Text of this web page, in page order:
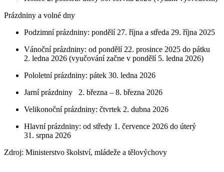
Prázdniny a volné dny
Podzimní prázdniny: pondělí 27. října a středa 29. října 2025
Vánoční prázdniny: od pondělí 22. prosince 2025 do pátku
2. ledna 2026 (vyučování začne v pondělí 5. ledna 2026)
Pololetní prázdniny: pátek 30. ledna 2026
Jarní prázdniny 2. března – 8. března 2026
Velikonoční prázdniny: čtvrtek 2. dubna 2026
Hlavní prázdniny: od středy 1. července 2026 do úterý
31. srpna 2026
Zdroj: Ministerstvo školství, mládeže a tělovýchovy